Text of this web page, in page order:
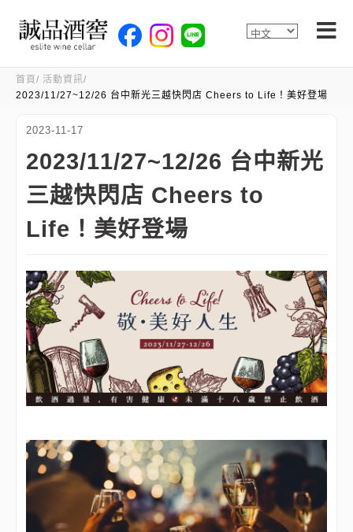
首頁
活動資訊
2023/11/27~12/26 台中新光三越快閃店 Cheers to Life！美好登場
2023-11-17
2023/11/27~12/26 台中新光
三越快閃店 Cheers to
Life！美好登場